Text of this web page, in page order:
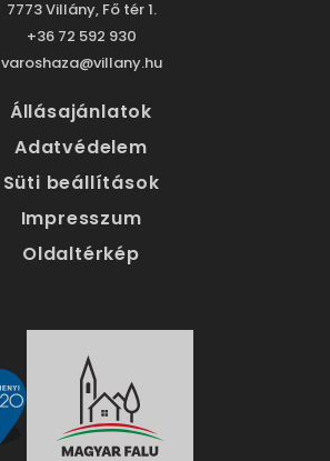
7773 Villány, Fő tér 1.
+36 72 592 930
varoshaza@villany.hu
Állásajánlatok
Adatvédelem
Süti beállítások
Impresszum
Oldaltérkép